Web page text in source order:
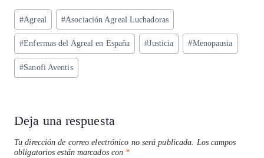
ts
A
p
p
eg
ra
m
eb
o
o
ke
dI
n
ai
l
Etiquetas
de
la
entrada:
#Agreal #Asociación Agreal Luchadoras
#Enfermas del Agreal en España #Justicia #Menopausia
#Sanofi Aventis
Deja una respuesta
Tu dirección de correo electrónico no será publicada. Los campos
obligatorios están marcados con *